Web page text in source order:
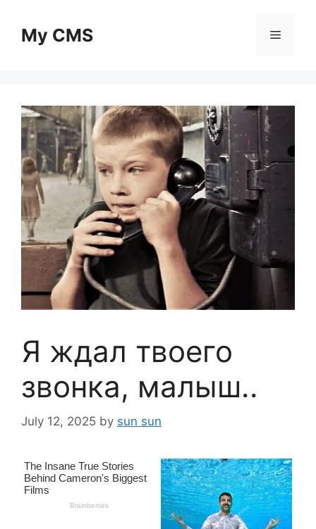
contentMy CMS Menu
Я ждал твоего
звонка, малыш..
July 12, 2025 by sun sun